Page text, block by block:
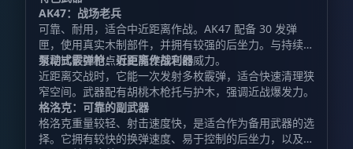
AK47：战场老兵
可靠、耐用，适合中近距离作战。AK47 配备 30 发弹
匣，使用真实木制部件，并拥有较强的后坐力。与持续扫
射相比，控制点射更能发挥它的威力。
泵动式霰弹枪：近距离作战利器
近距离交战时，它能一次发射多枚霰弹，适合快速清理狭
窄空间。武器配有胡桃木枪托与护木，强调近战爆发力。
格洛克：可靠的副武器
格洛克重量较轻、射击速度快，是适合作为备用武器的选
择。它拥有较快的换弹速度、易于控制的后坐力，以及由